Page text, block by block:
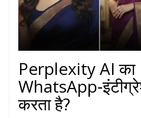
Perplexity AI का
करता है?